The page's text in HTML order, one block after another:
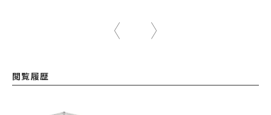
閲覧履歴